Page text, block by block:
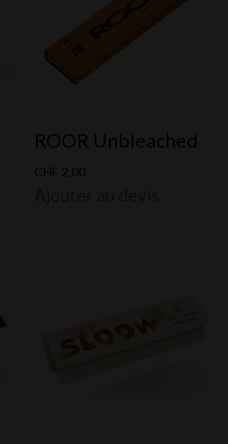
ROOR Unbleached
CHF 2.00